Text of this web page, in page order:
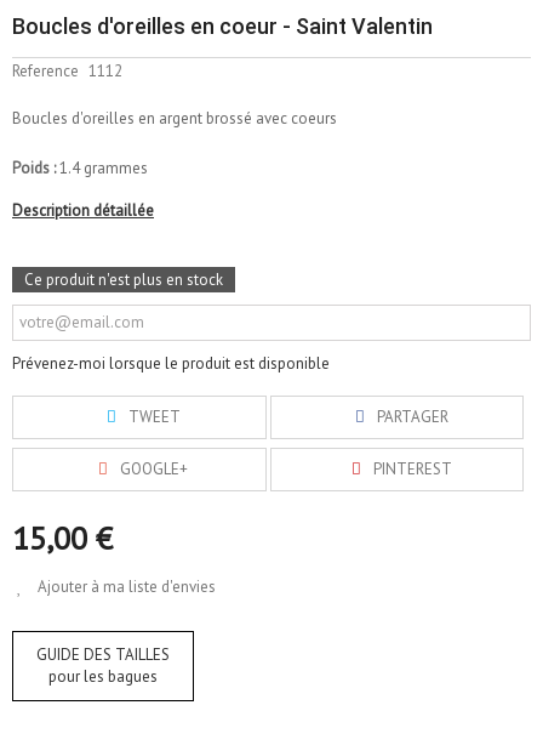
Boucles d'oreilles en coeur - Saint Valentin
Reference 1112
Boucles d'oreilles en argent brossé avec coeurs
Poids :1.4 grammes
Description détaillée
Ce produit n'est plus en stock
Prévenez-moi lorsque le produit est disponible
TWEET PARTAGER
GOOGLE+ PINTEREST
15,00 €
Ajouter à ma liste d'envies
GUIDE DES TAILLES
pour les bagues